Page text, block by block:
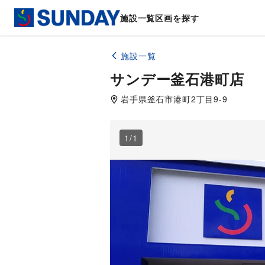
施設一覧区画を探す
施設一覧
サンデー釜石港町店
岩手県釜石市港町2丁目9-9
1 /1